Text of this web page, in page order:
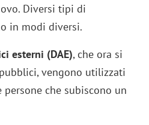
Diversi tipi di
in modi diversi.
esterni (DAE), che ora si
vengono utilizzati
che subiscono un